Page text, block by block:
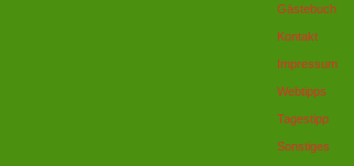
Gästebuch
Kontakt
Impressum
Webtipps
Tagestipp
Sonstiges